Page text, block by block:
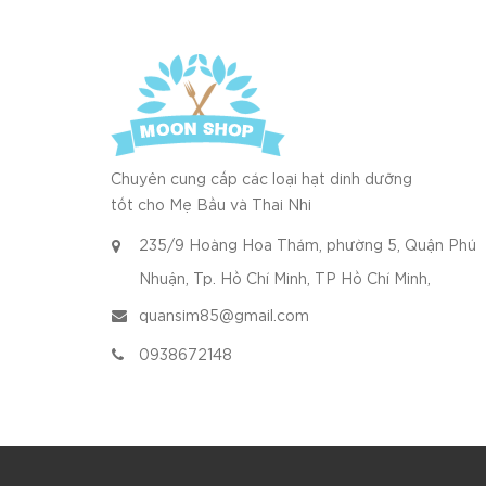
Chuyên cung cấp các loại hạt dinh dưỡng
tốt cho Mẹ Bầu và Thai Nhi
235/9 Hoàng Hoa Thám, phường 5, Quận Phú
Nhuận, Tp. Hồ Chí Minh, TP Hồ Chí Minh,
quansim85@gmail.com
0938672148